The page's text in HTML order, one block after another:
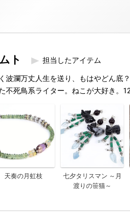
ト 担当したアイテム
波瀾万丈人生を送り、もはやどん底
不死鳥系ライター。ねこが大好き。
天奏の月虹枝
七夕タリスマン ～月
渡りの笹猫～